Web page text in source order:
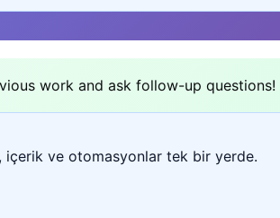
work and ask follow-up questions!
içerik ve otomasyonlar tek bir yerde.